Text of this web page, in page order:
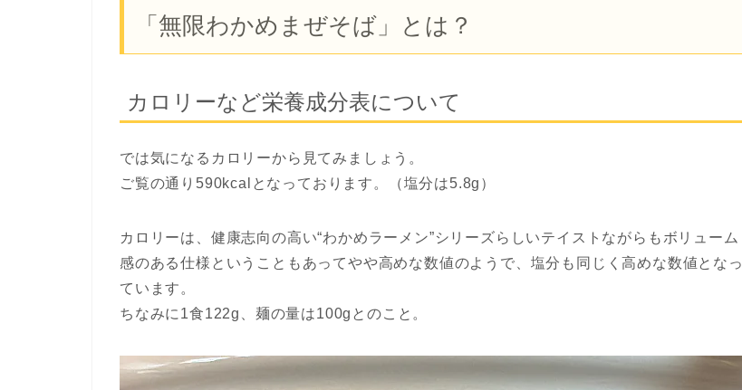
「無限わかめまぜそば」とは？
カロリーなど栄養成分表について
では気になるカロリーから見てみましょう。
ご覧の通り590kcalとなっております。（塩分は5.8g）
カロリーは、健康志向の高い“わかめラーメン”シリーズらしいテイストながらもボリューム
感のある仕様ということもあってやや高めな数値のようで、塩分も同じく高めな数値となっ
ています。
ちなみに1食122g、麺の量は100gとのこと。